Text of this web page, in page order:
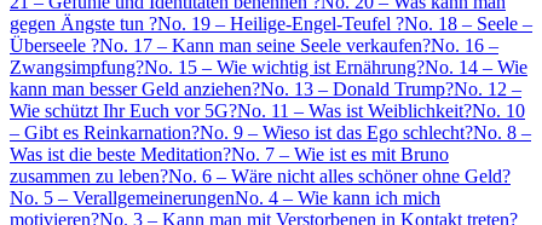
gegen Ängste tun ?No. 19 – Heilige-Engel-Teufel ?No. 18 – Seele –
Überseele ?No. 17 – Kann man seine Seele verkaufen?No. 16 –
Zwangsimpfung?No. 15 – Wie wichtig ist Ernährung?No. 14 – Wie
kann man besser Geld anziehen?No. 13 – Donald Trump?No. 12 –
Wie schützt Ihr Euch vor 5G?No. 11 – Was ist Weiblichkeit?No. 10
– Gibt es Reinkarnation?No. 9 – Wieso ist das Ego schlecht?No. 8 –
Was ist die beste Meditation?No. 7 – Wie ist es mit Bruno
zusammen zu leben?No. 6 – Wäre nicht alles schöner ohne Geld?
No. 5 – VerallgemeinerungenNo. 4 – Wie kann ich mich
motivieren?No. 3 – Kann man mit Verstorbenen in Kontakt treten?